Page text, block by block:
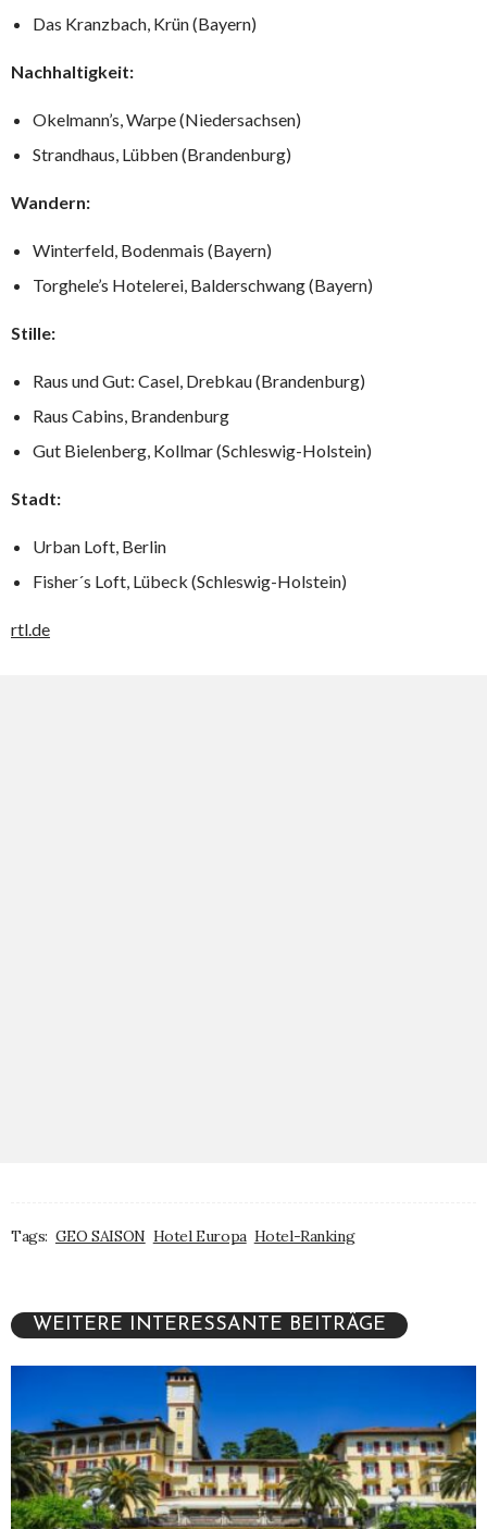
Das Kranzbach, Krün (Bayern)
Nachhaltigkeit:
Okelmann’s, Warpe (Niedersachsen)
Strandhaus, Lübben (Brandenburg)
Wandern:
Winterfeld, Bodenmais (Bayern)
Torghele’s Hotelerei, Balderschwang (Bayern)
Stille:
Raus und Gut: Casel, Drebkau (Brandenburg)
Raus Cabins, Brandenburg
Gut Bielenberg, Kollmar (Schleswig-Holstein)
Stadt:
Urban Loft, Berlin
Fisher´s Loft, Lübeck (Schleswig-Holstein)
rtl.de
Tags: GEO SAISON Hotel Europa Hotel-Ranking
WEITERE INTERESSANTE BEITRÄGE